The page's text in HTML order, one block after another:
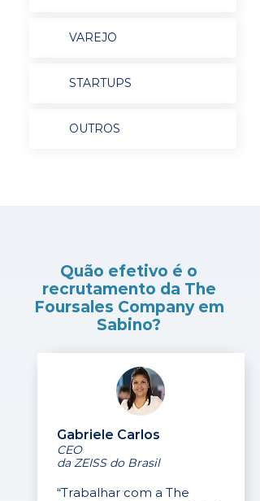
VAREJO
STARTUPS
OUTROS
Quão efetivo é o
recrutamento da The
Foursales Company em
Sabino?
Gabriele Carlos
CEO
da ZEISS do Brasil
“Trabalhar com a The